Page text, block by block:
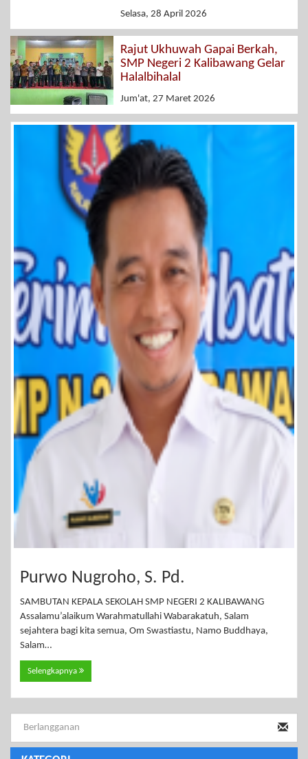
Selasa, 28 April 2026
Rajut Ukhuwah Gapai Berkah,
SMP Negeri 2 Kalibawang Gelar
Halalbihalal
Jum'at, 27 Maret 2026
Purwo Nugroho, S. Pd.
SAMBUTAN KEPALA SEKOLAH SMP NEGERI 2 KALIBAWANG
Assalamu’alaikum Warahmatullahi Wabarakatuh, Salam
sejahtera bagi kita semua, Om Swastiastu, Namo Buddhaya,
Salam…
Selengkapnya